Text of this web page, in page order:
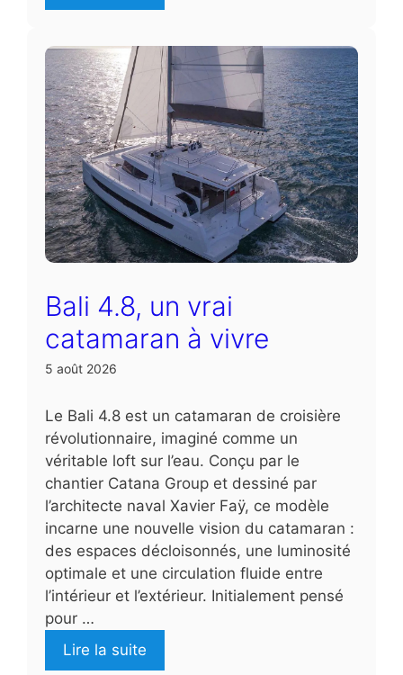
Bali 4.8, un vrai
catamaran à vivre
5 août 2026
Le Bali 4.8 est un catamaran de croisière
révolutionnaire, imaginé comme un
véritable loft sur l’eau. Conçu par le
chantier Catana Group et dessiné par
l’architecte naval Xavier Faÿ, ce modèle
incarne une nouvelle vision du catamaran :
des espaces décloisonnés, une luminosité
optimale et une circulation fluide entre
l’intérieur et l’extérieur. Initialement pensé
pour …
Lire la suite